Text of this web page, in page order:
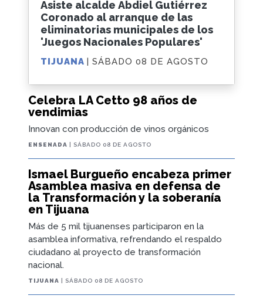
Celebra LA Cetto 98 años de
vendimias
Innovan con producción de vinos orgánicos
ENSENADA | SÁBADO 08 DE AGOSTO
Ismael Burgueño encabeza primer
Asamblea masiva en defensa de
la Transformación y la soberanía
en Tijuana
Más de 5 mil tijuanenses participaron en la
asamblea informativa, refrendando el respaldo
ciudadano al proyecto de transformación
nacional.
TIJUANA | SÁBADO 08 DE AGOSTO
Asiste alcalde Abdiel Gutiérrez
Coronado al arranque de las
eliminatorias municipales de los
'Juegos Nacionales Populares'
TIJUANA | SÁBADO 08 DE AGOSTO